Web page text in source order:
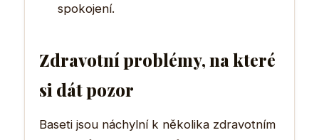
spokojení.
Zdravotní problémy, na které
si dát pozor
Baseti jsou náchylní k několika zdravotním